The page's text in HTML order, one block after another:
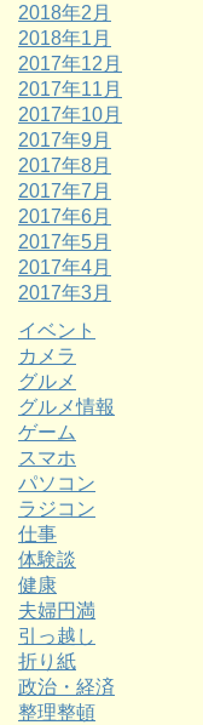
2018年2月
2018年1月
2017年12月
2017年11月
2017年10月
2017年9月
2017年8月
2017年7月
2017年6月
2017年5月
2017年4月
2017年3月
イベント
カメラ
グルメ
グルメ情報
ゲーム
スマホ
パソコン
ラジコン
仕事
体験談
健康
夫婦円満
引っ越し
折り紙
政治・経済
整理整頓